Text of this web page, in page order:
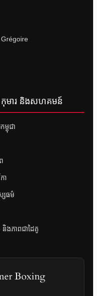
មារ និងសហគមន៍
ពុជា
ា
សធម៌
និងភាពជាដៃគូ
Boxing